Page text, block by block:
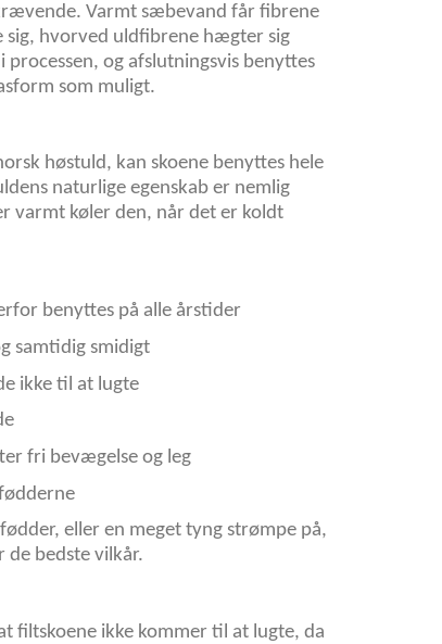
Varmt sæbevand får fibrene
sig, hvorved uldfibrene hægter sig
og afslutningsvis benyttes
som muligt.
høstuld, kan skoene benyttes hele
naturlige egenskab er nemlig
varmt køler den, når det er koldt
benyttes på alle årstider
samtidig smidigt
ikke til at lugte
fri bevægelse og leg
eller en meget tyng strømpe på,
de bedste vilkår.
filtskoene ikke kommer til at lugte, da